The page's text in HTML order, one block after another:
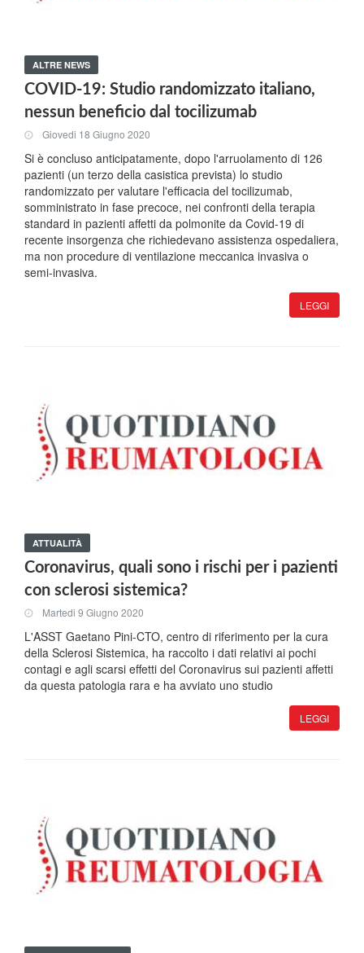
ALTRE NEWS
COVID-19: Studio randomizzato italiano,
nessun beneficio dal tocilizumab
Giovedi 18 Giugno 2020
Si è concluso anticipatamente, dopo l'arruolamento di 126
pazienti (un terzo della casistica prevista) lo studio
randomizzato per valutare l'efficacia del tocilizumab,
somministrato in fase precoce, nei confronti della terapia
standard in pazienti affetti da polmonite da Covid-19 di
recente insorgenza che richiedevano assistenza ospedaliera,
ma non procedure di ventilazione meccanica invasiva o
semi-invasiva.
LEGGI
ATTUALITÀ
Coronavirus, quali sono i rischi per i pazienti
con sclerosi sistemica?
Martedi 9 Giugno 2020
L'ASST Gaetano Pini-CTO, centro di riferimento per la cura
della Sclerosi Sistemica, ha raccolto i dati relativi ai pochi
contagi e agli scarsi effetti del Coronavirus sui pazienti affetti
da questa patologia rara e ha avviato uno studio
LEGGI